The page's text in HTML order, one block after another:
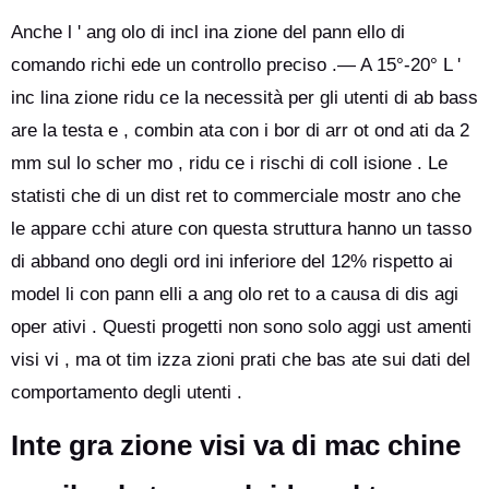
Anche l ' ang olo di incl ina zione del pann ello di
comando richi ede un controllo preciso .— A 15°-20° L '
inc lina zione ridu ce la necessità per gli utenti di ab bass
are la testa e , combin ata con i bor di arr ot ond ati da 2
mm sul lo scher mo , ridu ce i rischi di coll isione . Le
statisti che di un dist ret to commerciale mostr ano che
le appare cchi ature con questa struttura hanno un tasso
di abband ono degli ord ini inferiore del 12% rispetto ai
model li con pann elli a ang olo ret to a causa di dis agi
oper ativi . Questi progetti non sono solo aggi ust amenti
visi vi , ma ot tim izza zioni prati che bas ate sui dati del
comportamento degli utenti .
Inte gra zione visi va di mac chine